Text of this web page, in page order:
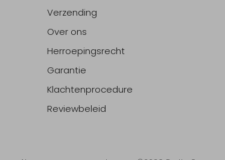
Verzending
Over ons
Herroepingsrecht
Garantie
Klachtenprocedure
Reviewbeleid